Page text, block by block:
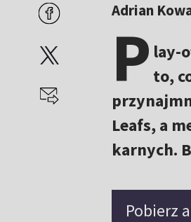
Adrian
P lay-
to,
Leafs, a
karnych.
Pobierz